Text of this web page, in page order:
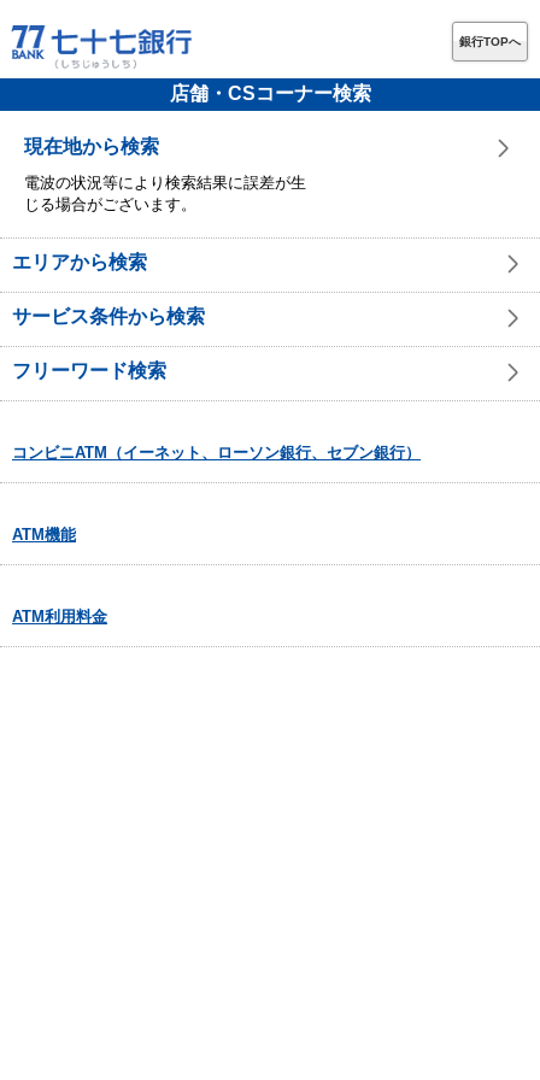
銀行TOPへ
店舗・CSコーナー検索
現在地から検索
電波の状況等により検索結果に誤差が生
じる場合がございます。
エリアから検索
サービス条件から検索
フリーワード検索
コンビニATM（イーネット、ローソン銀行、セブン銀行）
ATM機能
ATM利用料金